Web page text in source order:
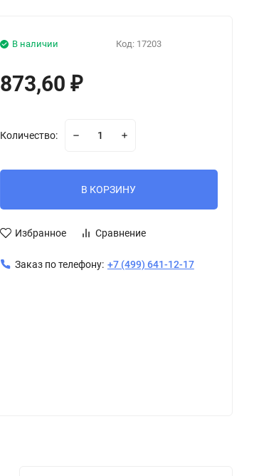
Код: 17203
В наличии
873,60 ₽
Количество:
В КОРЗИНУ
Избранное Сравнение
Заказ по телефону: +7 (499) 641-12-17